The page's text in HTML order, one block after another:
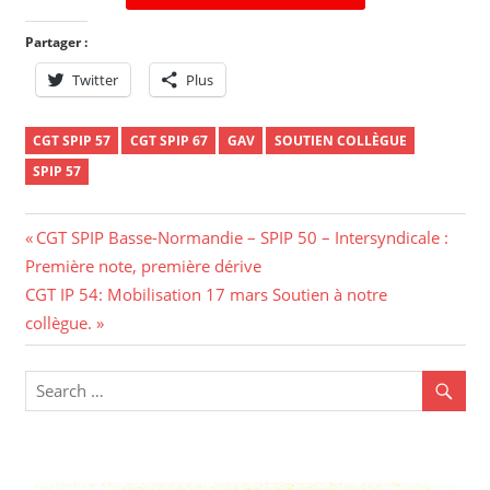
Partager :
Twitter Plus
CGT SPIP 57 CGT SPIP 67 GAV
SOUTIEN COLLÈGUE
SPIP 57
CGT SPIP Basse-Normandie – SPIP 50 – Intersyndicale :
Première note, première dérive
CGT IP 54: Mobilisation 17 mars Soutien à notre
collègue.